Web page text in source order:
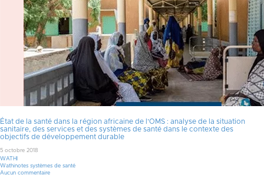
État de la santé dans la région africaine de l’OMS : analyse de la situation
sanitaire, des services et des systèmes de santé dans le contexte des
objectifs de développement durable
5 octobre 2018
WATHI
Wathinotes systèmes de santé
Aucun commentaire